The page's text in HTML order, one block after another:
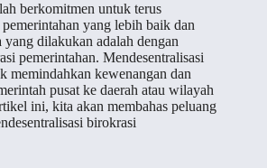
berkomitmen untuk terus
yang lebih baik dan
dilakukan adalah dengan
pemerintahan. Mendesentralisasi
memindahkan kewenangan dan
pusat ke daerah atau wilayah
ini, kita akan membahas peluang
birokrasi